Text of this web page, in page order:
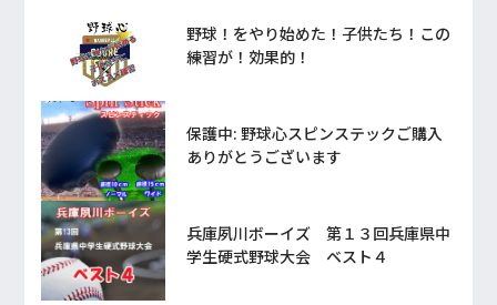
野球！をやり始めた！子供たち！この
練習が！効果的！
保護中: 野球心スピンステックご購入
ありがとうございます
兵庫夙川ボーイズ 第１３回兵庫県中
学生硬式野球大会 ベスト４